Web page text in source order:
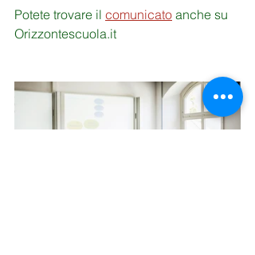
Potete trovare il comunicato anche su
Orizzontescuola.it